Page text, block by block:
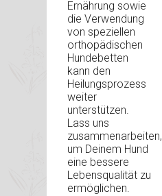
Ernährung sowie
die Verwendung
von speziellen
orthopädischen
Hundebetten
kann den
Heilungsprozess
weiter
unterstützen.
Lass uns
zusammenarbeiten,
um Deinem Hund
eine bessere
Lebensqualität zu
ermöglichen.